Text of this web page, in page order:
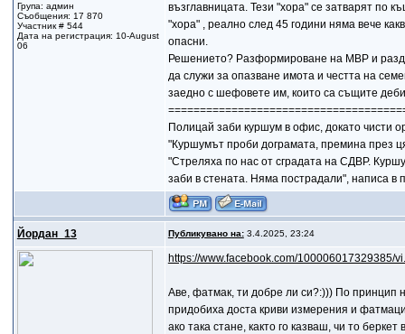
Група: админ
Съобщения: 17 870
Участник # 544
Дата на регистрация: 10-August
06
възглавницата. Тези "хора" се затварят по
"хора" , реално след 45 години няма вече
опасни.
Решението? Разформироване на МВР и
да служи за опазване имота и честта на
заедно с шефовете им, които са същите
Полицай заби куршум в офис, докато чисти
"Куршумът проби дограмата, премина през
"Стреляха по нас от сградата на СДВР.
заби в стената. Няма пострадали", написа в
Йордан_13 Публикувано на:3.4.2025, 23:24
https://www.facebook.com/100006017329385/
Aве, фатмак, ти добре ли си?:))) По принцип
придобиха доста криви измерения и
ако така стане, както го казваш, чи то